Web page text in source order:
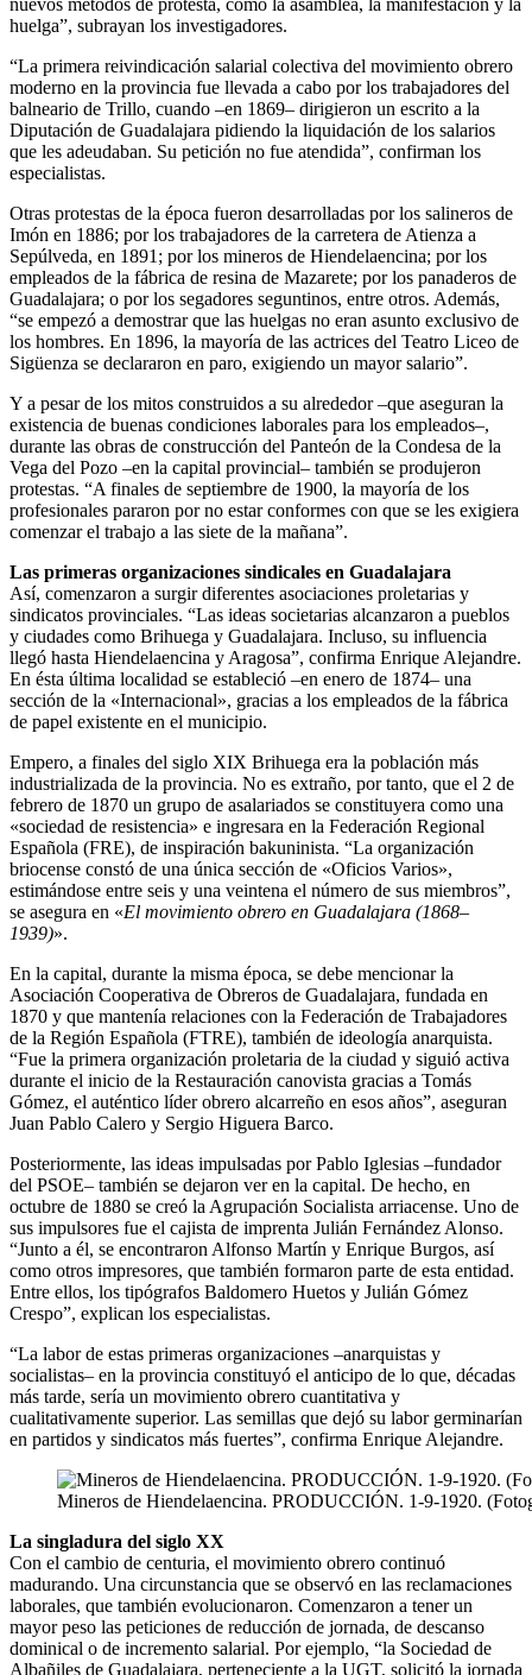
huelga”, subrayan los investigadores.
“La primera reivindicación salarial colectiva del movimiento obrero
moderno en la provincia fue llevada a cabo por los trabajadores del
balneario de Trillo, cuando –en 1869– dirigieron un escrito a la
Diputación de Guadalajara pidiendo la liquidación de los salarios
que les adeudaban. Su petición no fue atendida”, confirman los
especialistas.
Otras protestas de la época fueron desarrolladas por los salineros de
Imón en 1886; por los trabajadores de la carretera de Atienza a
Sepúlveda, en 1891; por los mineros de Hiendelaencina; por los
empleados de la fábrica de resina de Mazarete; por los panaderos de
Guadalajara; o por los segadores seguntinos, entre otros. Además,
“se empezó a demostrar que las huelgas no eran asunto exclusivo de
los hombres. En 1896, la mayoría de las actrices del Teatro Liceo de
Sigüenza se declararon en paro, exigiendo un mayor salario”.
Y a pesar de los mitos construidos a su alrededor –que aseguran la
existencia de buenas condiciones laborales para los empleados–,
durante las obras de construcción del Panteón de la Condesa de la
Vega del Pozo –en la capital provincial– también se produjeron
protestas. “A finales de septiembre de 1900, la mayoría de los
profesionales pararon por no estar conformes con que se les exigiera
comenzar el trabajo a las siete de la mañana”.
Las primeras organizaciones sindicales en Guadalajara
Así, comenzaron a surgir diferentes asociaciones proletarias y
sindicatos provinciales. “Las ideas societarias alcanzaron a pueblos
y ciudades como Brihuega y Guadalajara. Incluso, su influencia
llegó hasta Hiendelaencina y Aragosa”, confirma Enrique Alejandre.
En ésta última localidad se estableció –en enero de 1874– una
sección de la «Internacional», gracias a los empleados de la fábrica
de papel existente en el municipio.
Empero, a finales del siglo XIX Brihuega era la población más
industrializada de la provincia. No es extraño, por tanto, que el 2 de
febrero de 1870 un grupo de asalariados se constituyera como una
«sociedad de resistencia» e ingresara en la Federación Regional
Española (FRE), de inspiración bakuninista. “La organización
briocense constó de una única sección de «Oficios Varios»,
estimándose entre seis y una veintena el número de sus miembros”,
se asegura en «El movimiento obrero en Guadalajara (1868–
1939)».
En la capital, durante la misma época, se debe mencionar la
Asociación Cooperativa de Obreros de Guadalajara, fundada en
1870 y que mantenía relaciones con la Federación de Trabajadores
de la Región Española (FTRE), también de ideología anarquista.
“Fue la primera organización proletaria de la ciudad y siguió activa
durante el inicio de la Restauración canovista gracias a Tomás
Gómez, el auténtico líder obrero alcarreño en esos años”, aseguran
Juan Pablo Calero y Sergio Higuera Barco.
Posteriormente, las ideas impulsadas por Pablo Iglesias –fundador
del PSOE– también se dejaron ver en la capital. De hecho, en
octubre de 1880 se creó la Agrupación Socialista arriacense. Uno de
sus impulsores fue el cajista de imprenta Julián Fernández Alonso.
“Junto a él, se encontraron Alfonso Martín y Enrique Burgos, así
como otros impresores, que también formaron parte de esta entidad.
Entre ellos, los tipógrafos Baldomero Huetos y Julián Gómez
Crespo”, explican los especialistas.
“La labor de estas primeras organizaciones –anarquistas y
socialistas– en la provincia constituyó el anticipo de lo que, décadas
más tarde, sería un movimiento obrero cuantitativa y
cualitativamente superior. Las semillas que dejó su labor germinarían
en partidos y sindicatos más fuertes”, confirma Enrique Alejandre.
Mineros de Hiendelaencina. PRODUCCIÓN. 1-9-1920.
La singladura del siglo XX
Con el cambio de centuria, el movimiento obrero continuó
madurando. Una circunstancia que se observó en las reclamaciones
laborales, que también evolucionaron. Comenzaron a tener un
mayor peso las peticiones de reducción de jornada, de descanso
dominical o de incremento salarial. Por ejemplo, “la Sociedad de
Albañiles de Guadalajara, perteneciente a la UGT, solicitó la jornada